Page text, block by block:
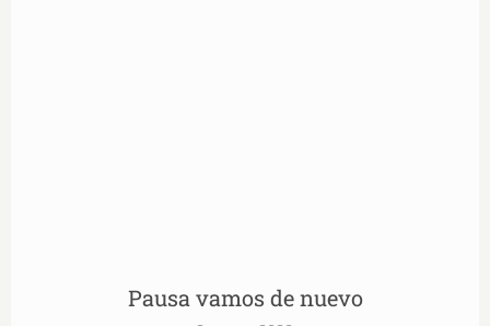
Pausa vamos de nuevo